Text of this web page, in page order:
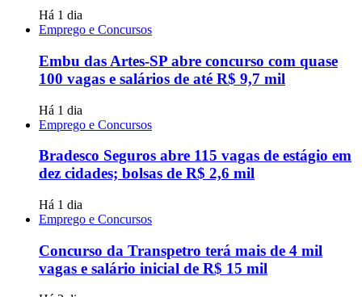
Há 1 dia
Emprego e Concursos
Embu das Artes-SP abre concurso com quase
100 vagas e salários de até R$ 9,7 mil
Há 1 dia
Emprego e Concursos
Bradesco Seguros abre 115 vagas de estágio em
dez cidades; bolsas de R$ 2,6 mil
Há 1 dia
Emprego e Concursos
Concurso da Transpetro terá mais de 4 mil
vagas e salário inicial de R$ 15 mil